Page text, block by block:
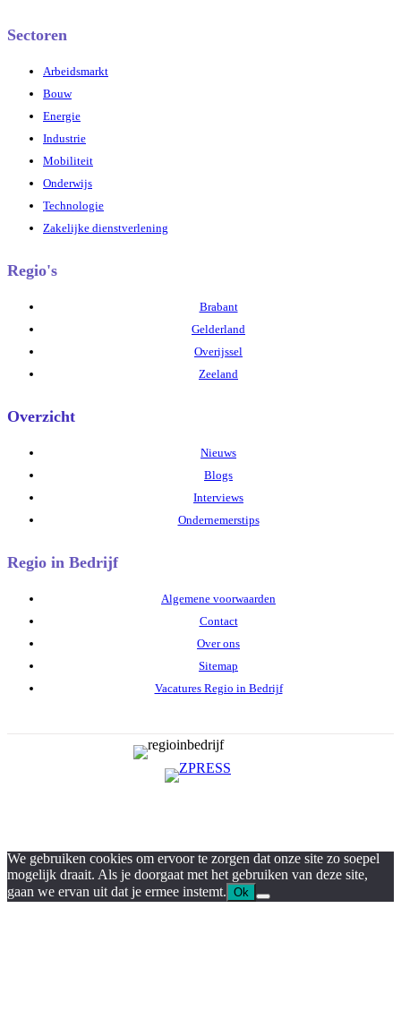
Sectoren
Arbeidsmarkt
Bouw
Energie
Industrie
Mobiliteit
Onderwijs
Technologie
Zakelijke dienstverlening
Regio's
Brabant
Gelderland
Overijssel
Zeeland
Overzicht
Nieuws
Blogs
Interviews
Ondernemerstips
Regio in Bedrijf
Algemene voorwaarden
Contact
Over ons
Sitemap
Vacatures Regio in Bedrijf
We gebruiken cookies om ervoor te zorgen dat onze site zo soepel
mogelijk draait. Als je doorgaat met het gebruiken van deze site,
gaan we ervan uit dat je ermee instemt. Ok